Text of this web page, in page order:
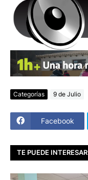
Categorías 9 de Julio
Facebook
TE PUEDE INTERESAR